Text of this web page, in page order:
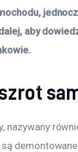
aby
nazywany